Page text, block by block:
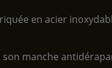
en acier
son manche